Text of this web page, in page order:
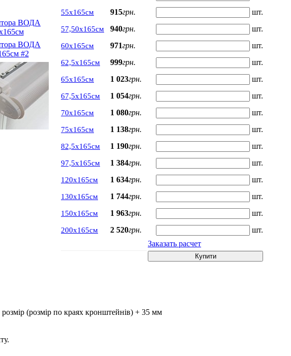
55х165см 915грн. шт.
57,50х165см 940грн. шт.
60х165см 971грн. шт.
62,5х165см 999грн. шт.
65х165см 1 023грн. шт.
67,5х165см 1 054грн. шт.
70х165см 1 080грн. шт.
75х165см 1 138грн. шт.
82,5х165см 1 190грн. шт.
97,5х165см 1 384грн. шт.
120х165см 1 634грн. шт.
130х165см 1 744грн. шт.
150х165см 1 963грн. шт.
200х165см 2 520грн.
шт.
Заказать расчет
Купити
(розмір по краях кронштейнів) + 35 мм